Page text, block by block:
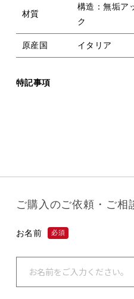
材質
構造：無垢ア
ク
原産国 イタリア
特記事項
ご購入のご依頼・ご相
お名前 必須